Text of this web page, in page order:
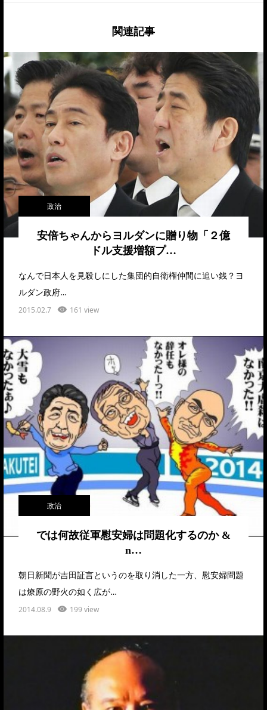
関連記事
政治
安倍ちゃんからヨルダンに贈り物「２億
ドル支援増額プ…
なんで日本人を見殺しにした集団的自衛権仲間に追い銭？ヨ
ルダン政府…
2015.02.7 161 view
政治
では何故従軍慰安婦は問題化するのか &
n…
朝日新聞が吉田証言というのを取り消した一方、慰安婦問題
は燎原の野火の如く広が…
2014.08.9 199 view